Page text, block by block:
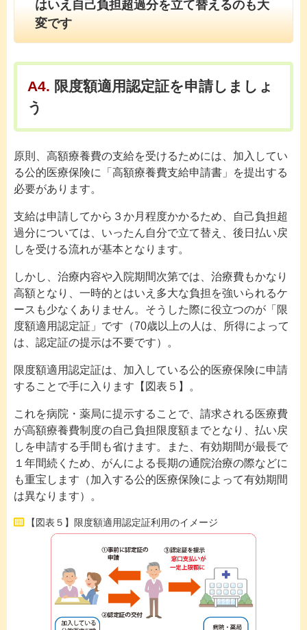
はいえ自己負担超過分を立て替えるのも大
変です
A4. 限度額適用認定証を申請しましょ
う
原則、高額療養費の支給を受けるためには、加入してい
る公的医療保険に「高額療養費支給申請書」を提出する
必要があります。
支給は申請してから３か月程度かかるため、自己負担超
過分については、いったん自分で立て替え、後日払い戻
しを受ける流れが基本となります。
しかし、治療内容や入院期間次第では、治療費もかなり
高額となり、一時的とはいえ多大な負担を強いられるケ
ースも少なくありません。そうした際に役立つのが「限
度額適用認定証」です（70歳以上の人は、所得によって
は、認定証の提示は不要です）。
限度額適用認定証は、加入している公的医療保険に申請
することで手に入ります【図表５】。
これを病院・薬局に提示することで、請求される医療費
が高額療養費制度の自己負担限度額までとなり、払い戻
しを申請する手間も省けます。また、有効期間が最長で
１年間続くため、がんによる長期の通院治療の際などに
も重宝します（加入する公的医療保険によって有効期間
は異なります）。
【図表５】限度額適用認定証利用のイメージ